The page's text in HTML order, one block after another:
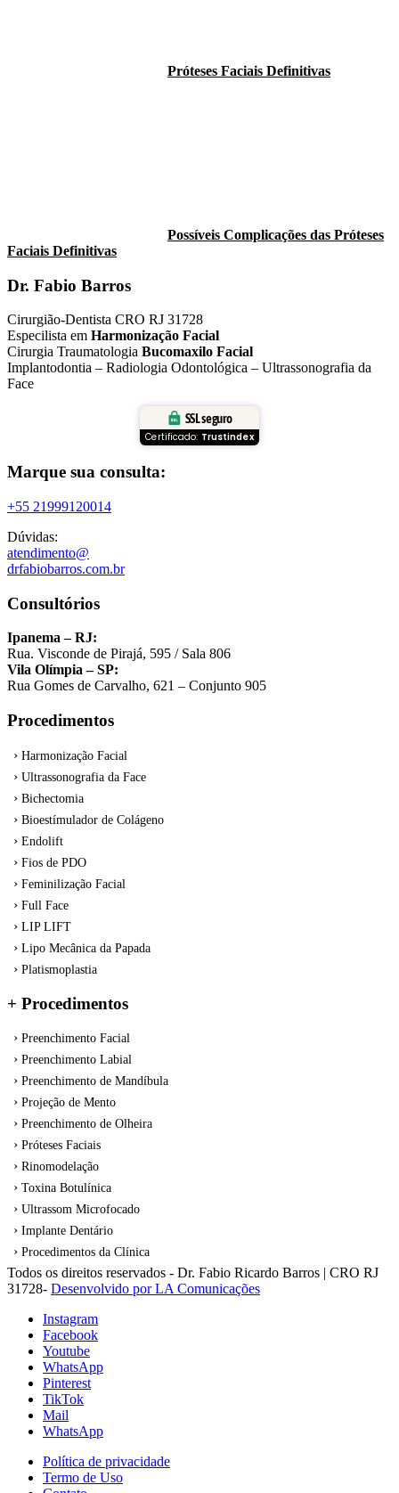
Próteses Faciais Definitivas
Possíveis Complicações das Próteses
Faciais Definitivas
Dr. Fabio Barros
Cirurgião-Dentista CRO RJ 31728
Especilista em Harmonização Facial
Cirurgia Traumatologia Bucomaxilo Facial
Implantodontia – Radiologia Odontológica – Ultrassonografia da
Face
SSL seguro
Certificado: Trustindex
Marque sua consulta:
+55 21999120014
Dúvidas:
atendimento@
drfabiobarros.com.br
Consultórios
Ipanema – RJ:
Rua. Visconde de Pirajá, 595 / Sala 806
Vila Olímpia – SP:
Rua Gomes de Carvalho, 621 – Conjunto 905
Procedimentos
Harmonização Facial
Ultrassonografia da Face
Bichectomia
Bioestímulador de Colágeno
Endolift
Fios de PDO
Feminilização Facial
Full Face
LIP LIFT
Lipo Mecânica da Papada
Platismoplastia
+ Procedimentos
Preenchimento Facial
Preenchimento Labial
Preenchimento de Mandíbula
Projeção de Mento
Preenchimento de Olheira
Próteses Faciais
Rinomodelação
Toxina Botulínica
Ultrassom Microfocado
Implante Dentário
Procedimentos da Clínica
Todos os direitos reservados - Dr. Fabio Ricardo Barros | CRO RJ
31728- Desenvolvido por LA Comunicações
Instagram
Facebook
Youtube
WhatsApp
Pinterest
TikTok
Mail
WhatsApp
Política de privacidade
Termo de Uso